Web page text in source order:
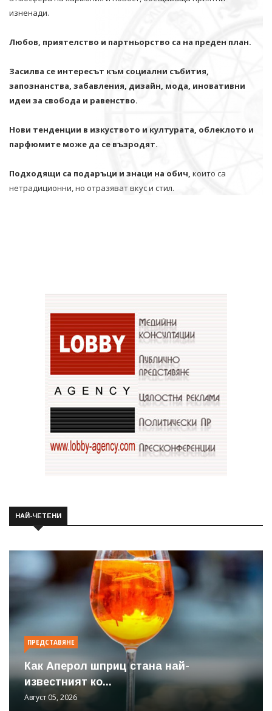
изненади.
Любов, приятелство и партньорство са на преден план.
Засилва се интересът към социални събития,
запознанства, забавления, дизайн, мода, иновативни
идеи за свобода и равенство.
Нови тенденции в изкуството и културата, облеклото и
парфюмите може да се възродят.
Подходящи са подаръци и знаци на обич, които са
нетрадиционни, но отразяват вкус и стил.
НАЙ-ЧЕТЕНИ
ПРЕДСТАВЯНЕ
Как Аперол шприц стана най-
известният ко...
Август 05, 2026